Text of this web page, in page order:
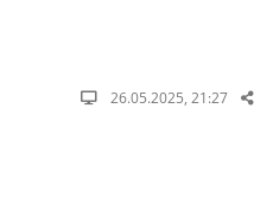
26.05.2025, 21:27